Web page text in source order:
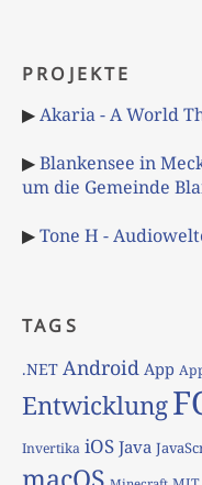
PROJEKTE
▶Akaria - A World
▶Blankensee in
um die Gemeinde
▶Tone H -
TAGS
.NET Android App
Entwicklung
Invertika iOS Java